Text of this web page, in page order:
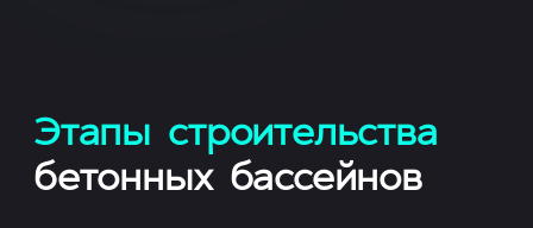
Этапы строительства
бетонных бассейнов